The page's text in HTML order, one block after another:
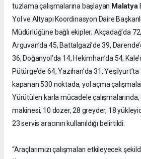
tuzlama çalışmalarına başlayan Malatya
Yol ve Altyapı Koordinasyon Daire
Müdürlüğüne bağlı ekipler; Akçadağ’da
Arguvan’da 45, Battalgazi’de 39,
36, Doğanyol’da 14, Hekimhan’da 54,
Pütürge’de 64, Yazıhan’da 31,
kapanan 530 noktada, yol açma
Yürütülen karla mücadele
makinesi, 10 dozer, 28 greyder, 18
23 servis aracının kullanıldığı belirtildi.
“Araçlarımızı çalışmaları etkileyecek